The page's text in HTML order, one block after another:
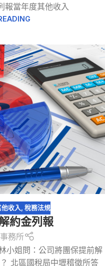
報當年度其他收入
他收入, 稅務法規
約金列報
務所
小姐問：公司將團保提前解
北區國稅局中壢稽徵所答